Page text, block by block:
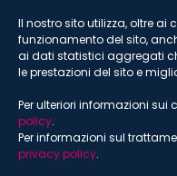
Il nostro sito utilizza, oltre ai
funzionamento del sito,
ai dati statistici aggregati
le prestazioni del sito e
Per ulteriori informazioni sui
policy
Per informazioni sul
privacy policy
ISCRIVITI ALLA
Email*
Nome*